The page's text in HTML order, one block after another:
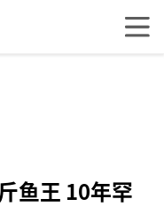
鱼王 10年罕